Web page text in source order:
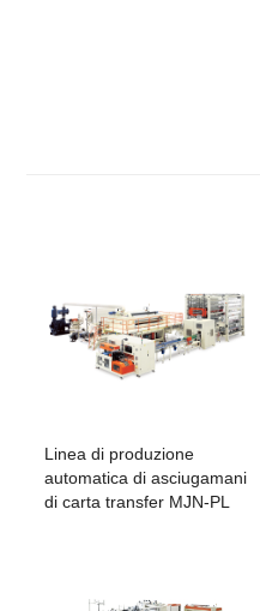
Linea di produzione
automatica di asciugamani
di carta transfer MJN-PL